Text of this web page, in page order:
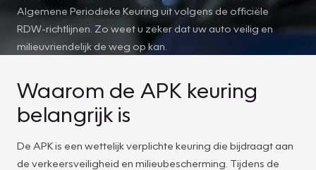
Algemene Periodieke Keuring uit volgens de officiële
RDW-richtlijnen. Zo weet u zeker dat uw auto veilig en
milieuvriendelijk de weg op kan.
Waarom de APK keuring
belangrijk is
De APK is een wettelijk verplichte keuring die bijdraagt aan
de verkeersveiligheid en milieubescherming. Tijdens de